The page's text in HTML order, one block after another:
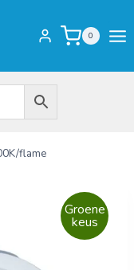
0
flame
Groene
keus